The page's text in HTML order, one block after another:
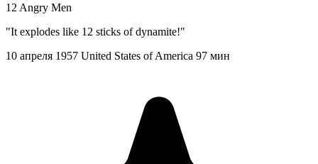
12 Angry Men
"It explodes like 12 sticks of dynamite!"
10 апреля 1957 United States of America 97 мин